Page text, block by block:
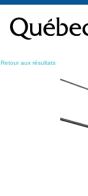
contenu
Retour aux résultats